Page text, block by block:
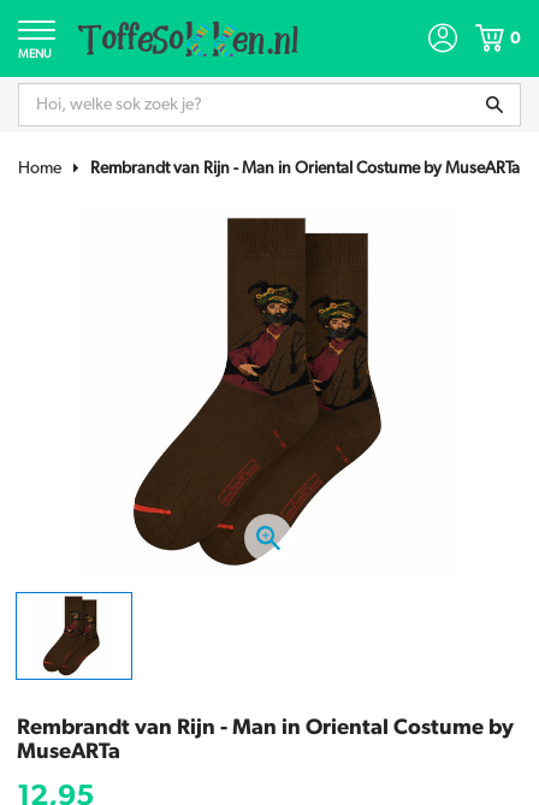
MENU
0
Home Rembrandt van Rijn - Man in Oriental Costume by MuseARTa
Rembrandt van Rijn - Man in Oriental Costume by
MuseARTa
12,95